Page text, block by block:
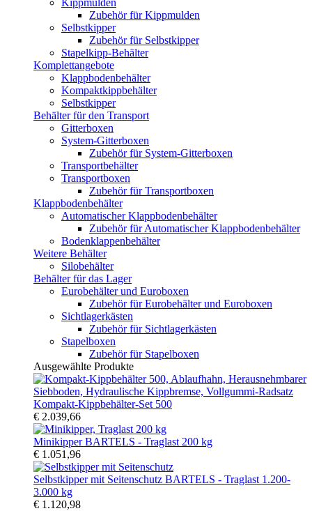
Kippmulden
Zubehör für Kippmulden
Selbstkipper
Zubehör für Selbstkipper
Stapelkipp-Behälter
Komplettangebote
Klappbodenbehälter
Kompaktkippbehälter
Selbstkipper
Behälter für den Transport
Gitterboxen
System-Gitterboxen
Zubehör für System-Gitterboxen
Transportbehälter
Transportboxen
Zubehör für Transportboxen
Klappbodenbehälter
Automatischer Klappbodenbehälter
Zubehör für Automatischer Klappbodenbehälter
Bodenklappenbehälter
Weitere Behälter
Silobehälter
Behälter für das Lager
Eurobehälter und Euroboxen
Zubehör für Eurobehälter und Euroboxen
Sichtlagerkästen
Zubehör für Sichtlagerkästen
Stapelboxen
Zubehör für Stapelboxen
Ausgewählte Produkte
Kompakt-Kippbehälter-Set 500
€ 2.039,66
Minikipper BARTELS - Traglast 200 kg
€ 1.051,96
Selbstkipper mit Seitenschutz BARTELS - Traglast 1.200-
3.000 kg
€ 1.120,98